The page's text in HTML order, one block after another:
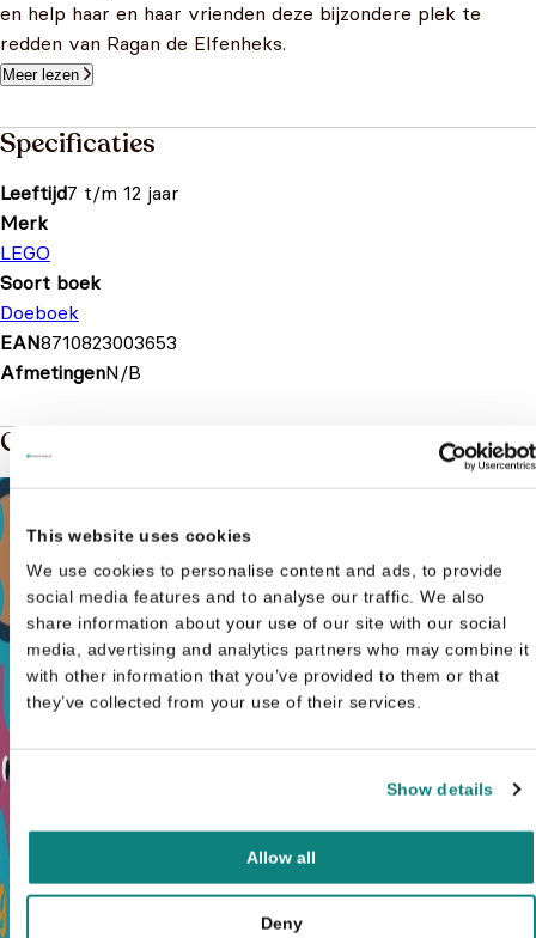
This website uses cookies
We use cookies to personalise content and ads, to provide
social media features and to analyse our traffic. We also
share information about your use of our site with our social
media, advertising and analytics partners who may combine it
with other information that you’ve provided to them or that
they’ve collected from your use of their services.
Show details
Allow all
Deny
en help haar en haar vrienden deze bijzondere plek te
redden van Ragan de Elfenheks.
Meer lezen
Specificaties
Leeftijd7 t/m 12 jaar
Merk
LEGO
Soort boek
Doeboek
EAN8710823003653
AfmetingenN/B
Gerelateerde boeken in de soort: Doeboek